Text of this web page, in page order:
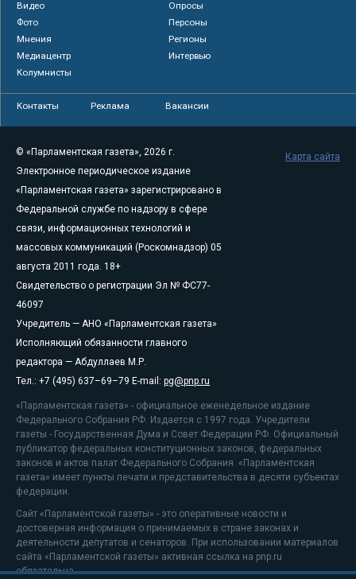
Видео
Опросы
Фото
Персоны
Мнения
Регионы
Медиацентр
Интервью
Колумнисты
Контакты Реклама Вакансии
© «Парламентская газета», 2026 г.
Электронное периодическое издание
«Парламентская газета» зарегистрировано в
Федеральной службе по надзору в сфере
связи, информационных технологий и
массовых коммуникаций (Роскомнадзор) 05
августа 2011 года. 18+
Свидетельство о регистрации Эл № ФС77-
46097
Учредитель — АНО «Парламентская газета»
Исполняющий обязанности главного
редактора — Абдуллаев М.Р.
Тел.: +7 (495) 637–69–79 E-mail: pg@pnp.ru
«Парламентская газета» - официальное еженедельное издание
Федерального Собрания РФ. Издается с 1997 года. Учредители
газеты - Государственная Дума и Совет Федерации РФ. Официальный
публикатор федеральных конституционных законов, федеральных
законов и актов палат Федерального Собрания. «Парламентская
газета» имеет пункты печати и представительства в десяти субъектах
федерации.
Сайт «Парламентской газеты» - это оперативные новости и
достоверная информация о принимаемых в стране законах и
деятельности депутатов и сенаторов. При использовании материалов
сайта «Парламентской газеты» активная ссылка на pnp.ru
обязательна.
Карта сайта